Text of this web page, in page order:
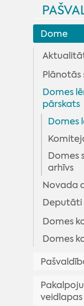
Dome
Plānotās
Domes
pārskats
Domes
Domes
arhīvs
Novada
Deputāti
Arhīvs
Domes
Domes
veidlapas